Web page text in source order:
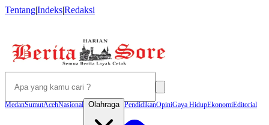
Tentang|Indeks|Redaksi
MedanSumutAcehNasional Olahraga PendidikanOpiniGaya HidupEkonomiEditorial